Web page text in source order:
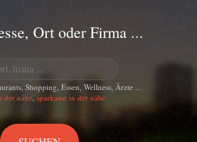
Ort oder Firma ...
Shopping, Essen, Wellness, Ärzte ...
der nähe, sparkasse in der nähe